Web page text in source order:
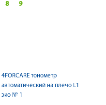
8 9
4FORCARE тонометр
автоматический на плечо L1
эко № 1